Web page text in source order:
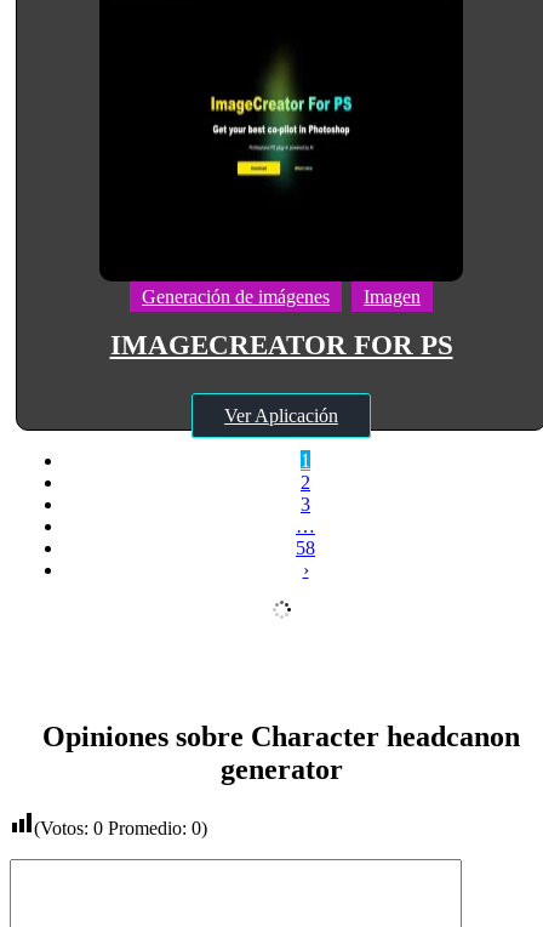
Generación de imágenes Imagen
IMAGECREATOR FOR PS
Ver Aplicación
1
2
3
…
58
›
Opiniones sobre Character headcanon
generator
(Votos: 0 Promedio: 0)